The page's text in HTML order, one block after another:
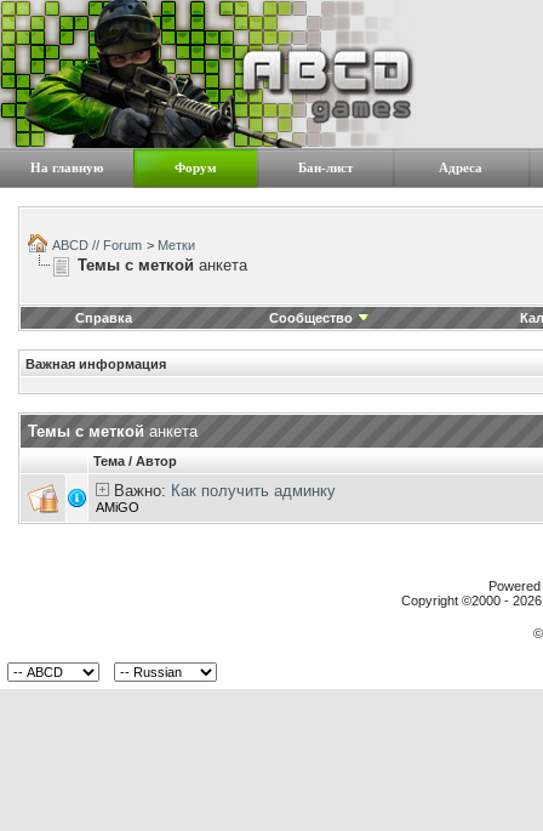
На главную Форум Бан-лист Адреса
ABCD // Forum > Метки
Темы с меткой анкета
Справка Сообщество
Важная информация
Темы с меткой анкета
Тема / Автор
Важно: Как получить админку
AMiGO
Copyright ©2000 -
©